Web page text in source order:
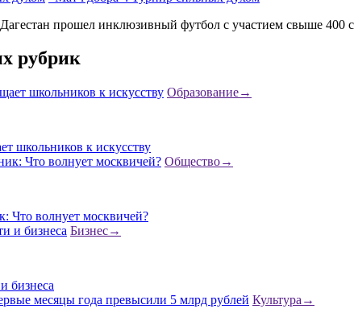
прошел инклюзивный футбол с участием свыше 400
рубрик
Образование→
школьников к искусству
Общество→
Что волнует москвичей?
Бизнес→
бизнеса
Культура →